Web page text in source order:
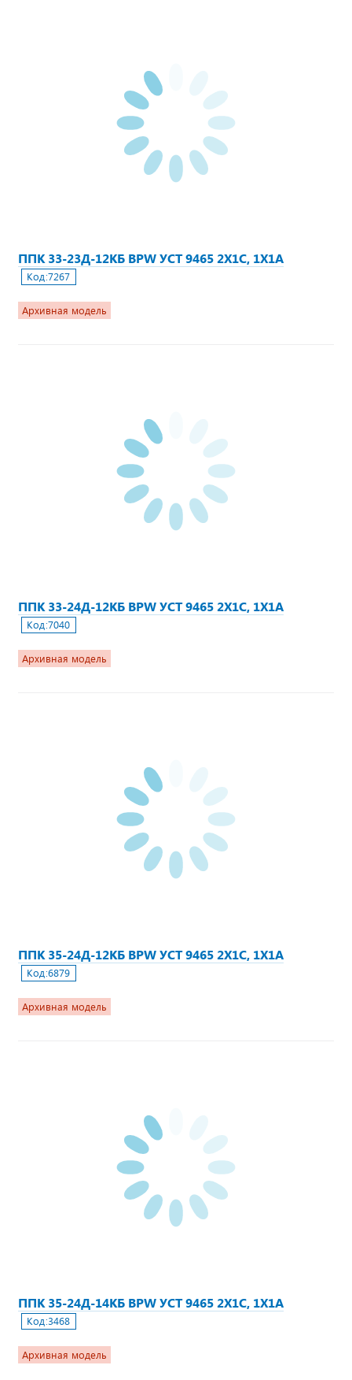
ППК 33-23Д-12КБ BPW УСТ 9465 2Х1С, 1Х1А
Код:7267
Архивная модель
ППК 33-24Д-12КБ BPW УСТ 9465 2Х1С, 1Х1А
Код:7040
Архивная модель
ППК 35-24Д-12КБ BPW УСТ 9465 2Х1С, 1Х1А
Код:6879
Архивная модель
ППК 35-24Д-14КБ BPW УСТ 9465 2Х1С, 1Х1А
Код:3468
Архивная модель